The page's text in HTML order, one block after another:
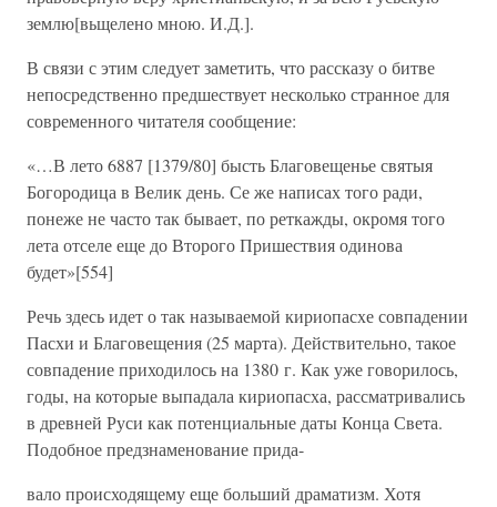
землю[вьщелено мною. И.Д.].
В связи с этим следует заметить, что рассказу о битве
непосредственно предшествует несколько странное для
современного читателя сообщение:
«…В лето 6887 [1379/80] бысть Благовещенье святыя
Богородица в Велик день. Се же написах того ради,
понеже не часто так бывает, по реткажды, окромя того
лета отселе еще до Второго Пришествия одинова
будет»[554]
Речь здесь идет о так называемой кириопасхе совпадении
Пасхи и Благовещения (25 марта). Действительно, такое
совпадение приходилось на 1380 г. Как уже говорилось,
годы, на которые выпадала кириопасха, рассматривались
в древней Руси как потенциальные даты Конца Света.
Подобное предзнаменование прида-
вало происходящему еще больший драматизм. Хотя